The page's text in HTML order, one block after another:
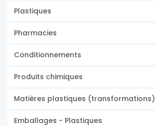
Plastiques
Pharmacies
Conditionnements
Produits chimiques
Matières plastiques (transformations)
Emballages - Plastiques